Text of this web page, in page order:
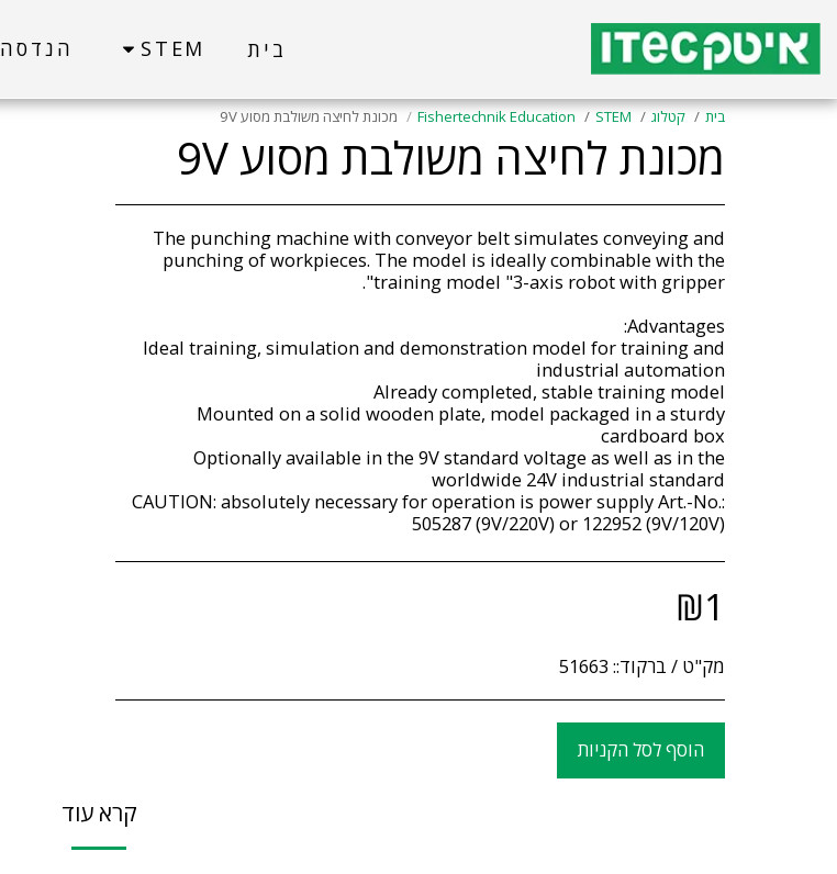
בית STEM הנדסה
בית קטלוג STEM
Fishertechnik Education מכונת לחיצה משולבת מסוע 9V
מכונת לחיצה משולבת מסוע 9V
The punching machine with conveyor belt simulates conveying and
punching of workpieces. The model is ideally combinable with the
Ideal training, simulation and demonstration model for training and
Mounted on a solid wooden plate, model packaged in a sturdy
Optionally available in the 9V standard voltage as well as in the
CAUTION: absolutely necessary for operation is power supply Art.-No.:
505287 (9V/220V) or 122952 (9V/120V)
₪1
מק"ט / ברקוד:: 51663
הוסף לסל הקניות
קרא עוד